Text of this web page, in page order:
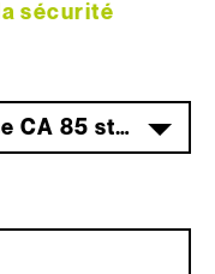
sécurité
Füll- und Reparaturmasse CA 85 standfest 25 kg